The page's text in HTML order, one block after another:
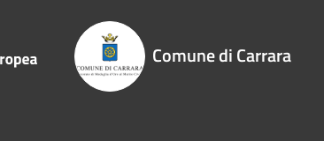
Comune di Carrara